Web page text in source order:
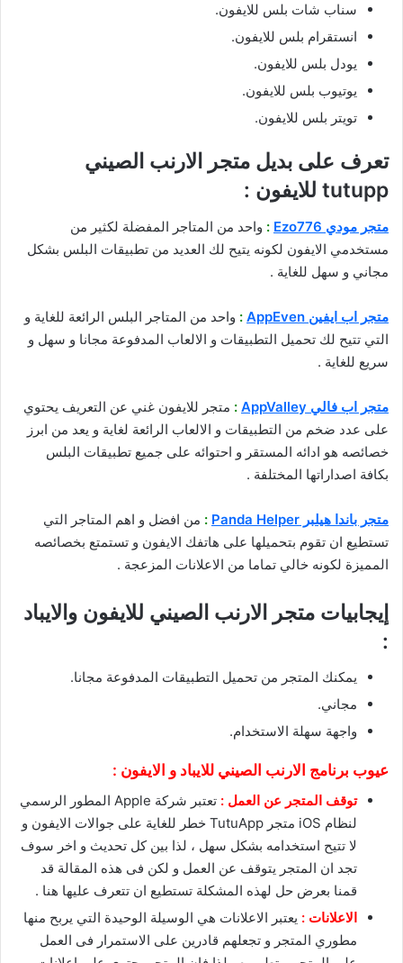
سناب شات بلس للايفون.
انستقرام بلس للايفون.
يودل بلس للايفون.
يوتيوب بلس للايفون.
تويتر بلس للايفون.
تعرف على بديل متجر الارنب الصيني
tutupp للايفون :
متجر مودي Ezo776
: واحد من المتاجر المفضلة لكثير من
مستخدمي الايفون لكونه يتيح لك العديد من تطبيقات البلس بشكل
مجاني و سهل للغاية .
متجر اب ايفين AppEven
: واحد من المتاجر البلس الرائعة للغاية و
التي تتيح لك تحميل التطبيقات و الالعاب المدفوعة مجانا و سهل و
سريع للغاية .
متجر اب فالي AppValley
: متجر للايفون غني عن التعريف يحتوي
على عدد ضخم من التطبيقات و الالعاب الرائعة لغاية و يعد من ابرز
خصائصه هو ادائه المستقر و احتوائه على جميع تطبيقات البلس
بكافة اصداراتها المختلفة .
متجر باندا هيلبر Panda Helper
: من افضل و اهم المتاجر التي
تستطيع ان تقوم بتحميلها على هاتفك الايفون و تستمتع بخصائصه
المميزة لكونه خالي تماما من الاعلانات المزعجة .
إيجابيات متجر الارنب الصيني للايفون والايباد
:
يمكنك المتجر من تحميل التطبيقات المدفوعة مجانا.
مجاني.
واجهة سهلة الاستخدام.
عيوب برنامج الارنب الصيني للايباد و الايفون :
توقف المتجر عن العمل :
تعتبر شركة Apple المطور الرسمي
لنظام iOS متجر TutuApp خطر للغاية على جوالات الايفون و
لا تتيح استخدامه بشكل سهل ، لذا بين كل تحديث و اخر سوف
تجد ان المتجر يتوقف عن العمل و لكن فى هذه المقالة قد
قمنا بعرض حل لهذه المشكلة تستطيع ان تتعرف عليها هنا .
الاعلانات : يعتبر الاعلانات هي الوسيلة الوحيدة التي يربح منها
مطوري المتجر و تجعلهم قادرين على الاستمرار فى العمل